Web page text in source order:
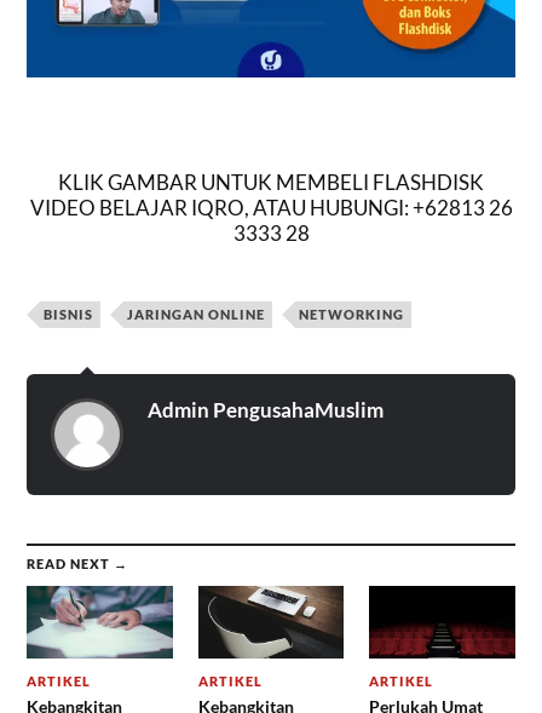
KLIK GAMBAR UNTUK MEMBELI FLASHDISK
VIDEO BELAJAR IQRO, ATAU HUBUNGI: +62813 26
3333 28
BISNIS JARINGAN ONLINE NETWORKING
Admin PengusahaMuslim
READ NEXT →
ARTIKEL
Kebangkitan
ARTIKEL
Kebangkitan
ARTIKEL
Perlukah Umat